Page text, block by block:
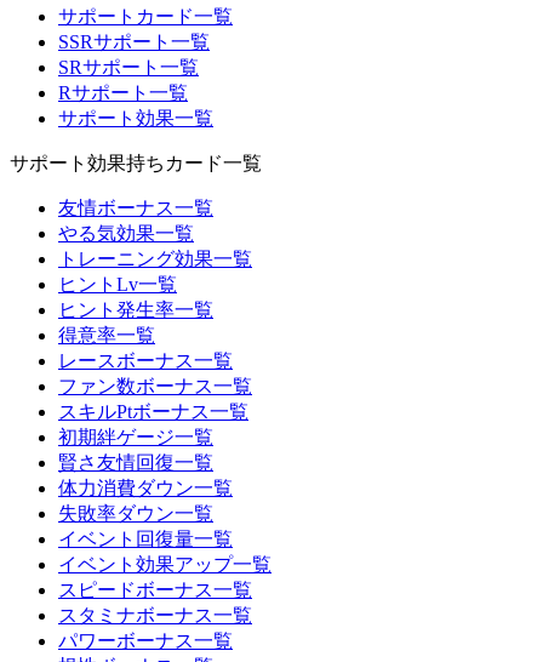
サポートカード一覧
SSRサポート一覧
SRサポート一覧
Rサポート一覧
サポート効果一覧
サポート効果持ちカード一覧
友情ボーナス一覧
やる気効果一覧
トレーニング効果一覧
ヒントLv一覧
ヒント発生率一覧
得意率一覧
レースボーナス一覧
ファン数ボーナス一覧
スキルPtボーナス一覧
初期絆ゲージ一覧
賢さ友情回復一覧
体力消費ダウン一覧
失敗率ダウン一覧
イベント回復量一覧
イベント効果アップ一覧
スピードボーナス一覧
スタミナボーナス一覧
パワーボーナス一覧